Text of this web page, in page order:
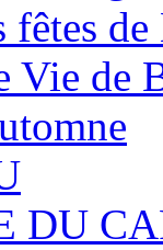
fêtes
Vie de
DU